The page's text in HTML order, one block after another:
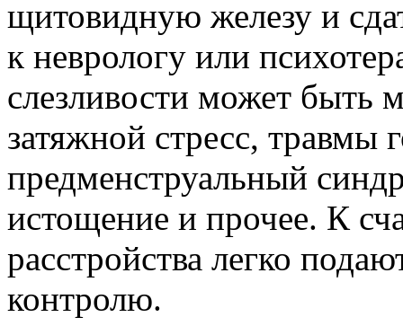
щитовидную железу и
к неврологу или
слезливости может быть
затяжной стресс, травмы
предменструальный
истощение и прочее. К
расстройства легко
контролю.